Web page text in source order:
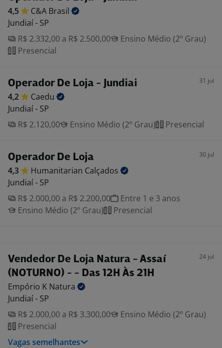
4,5 C&A Brasil
Jundiaí - SP
R$ 2.332,00 a R$ 2.500,00
Ensino Médio (2º Grau)
Presencial
Operador De Loja - Jundiai 31 jul
4,2
Caedu
Jundiaí - SP
R$ 2.120,00
Ensino Médio (2º Grau) Presencial
Operador De Loja 30 jul
4,3 Humanitarian Calçados
Jundiaí - SP
R$ 2.000,00 a R$ 2.200,00
Entre 1 e 3 anos
Ensino Médio (2º Grau)
Presencial
Vendedor De Loja Natura - Assaí
(NOTURNO) - - Das 12H Às 21H
24 jul
Empório K Natura
Jundiaí - SP
R$ 2.000,00 a R$ 3.300,00
Ensino Médio (2º Grau)
Presencial
Vagas semelhantes